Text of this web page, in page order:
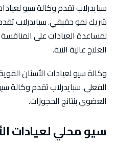
سبايدرلاب تقدم وكالة سيو
شريك نمو حقيقي. سبايدرلاب
لمساعدة العيادات على
العلاج عالية النية.
وكالة سيو لعيادات الأسنان
الفعلي. سبايدرلاب تقدم وكالة
العضوي بنتائج الحجوزات.
سيو محلي لعيادات